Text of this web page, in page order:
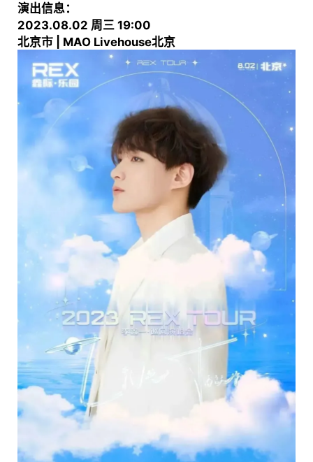
演出信息：
2023.08.02 周三 19:00
北京市 | MAO Livehouse北京